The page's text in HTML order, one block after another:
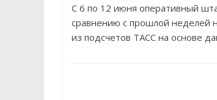
С 6 по 12 июня оперативный
сравнению с прошлой неделей
из подсчетов ТАСС на основе